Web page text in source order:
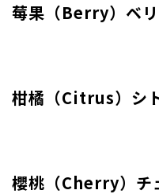
莓果（Berry）ベ
柑橘（Citrus）シ
櫻桃（Cherry）チ